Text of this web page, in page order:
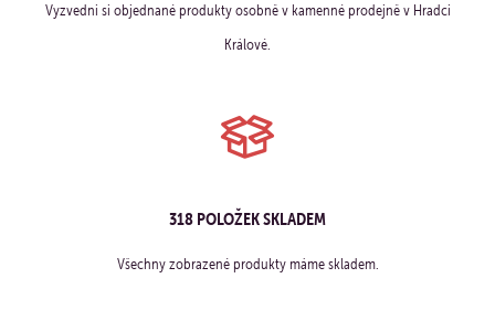
Vyzvedni si objednané produkty osobně v kamenné prodejně v Hradci
Králové.
318 POLOŽEK SKLADEM
Všechny zobrazené produkty máme skladem.